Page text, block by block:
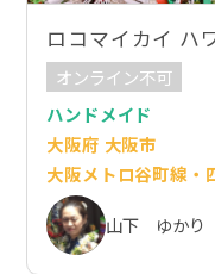
ロコマイカイ ハ
オンライン不可
ハンドメイド
大阪府 大阪市
大阪メトロ谷町線・
山下 ゆかり